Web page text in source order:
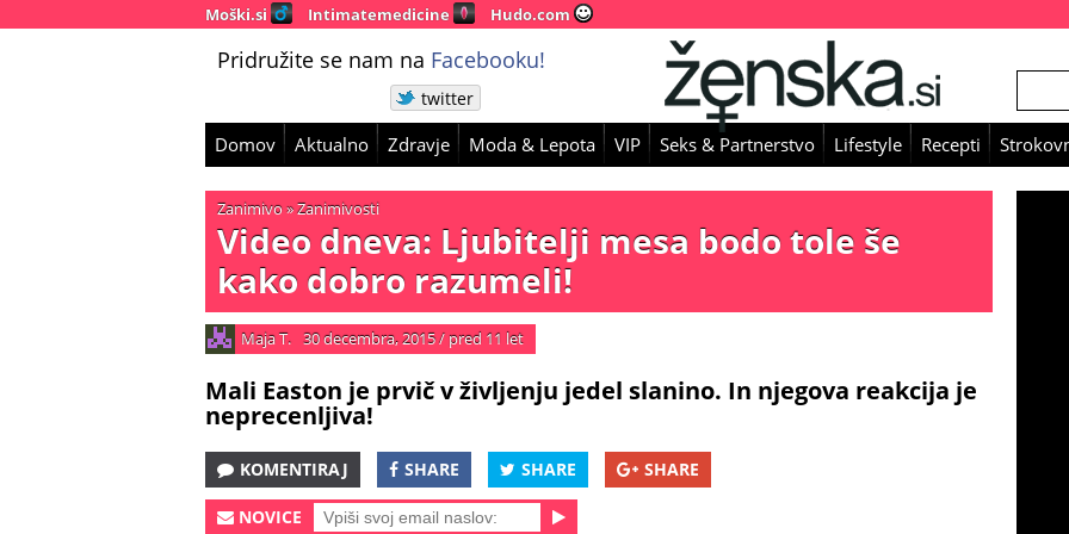
Moški.si Intimatemedicine Hudo.com
Pridružite se nam na Facebooku!
twitter
Domov Aktualno Zdravje Moda & Lepota VIP Seks & Partnerstvo Lifestyle Recepti
Zanimivo»Zanimivosti
Video dneva: Ljubitelji mesa bodo tole še
kako dobro razumeli!
Maja T. 30 decembra, 2015/ pred 11 let
Mali Easton je prvič v življenju jedel slanino. In njegova reakcija je
neprecenljiva!
KOMENTIRAJ SHARE SHARE SHARE
NOVICE